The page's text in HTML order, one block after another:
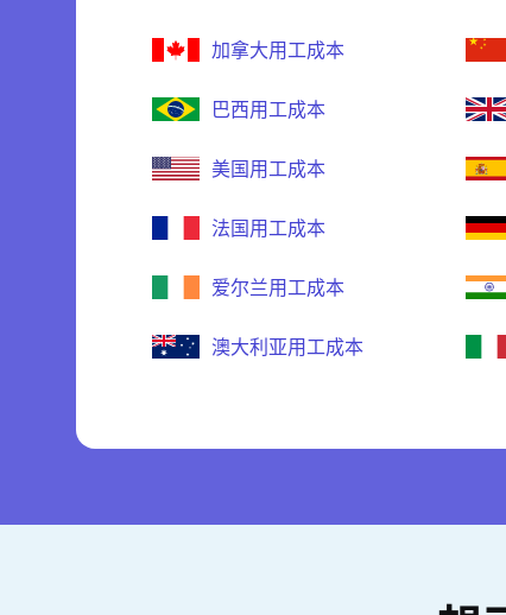
加拿大用工成本
巴西用工成本
美国用工成本
法国用工成本
爱尔兰用工成本
澳大利亚用工成本